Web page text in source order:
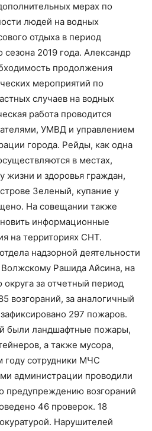
мерах по
людей на водных
отдыха в период
сезона 2019 года. Александр
продолжения
мероприятий по
случаев на водных
работа проводится
УМВД и управлением
города. Рейды, как одна
в местах,
жизни и здоровья граждан,
Зеленый, купание у
На совещании также
информационные
на территориях СНТ.
надзорной деятельности
Рашида Айсина, на
округа за отчетный период
возгораний, за аналогичный
297 пожаров.
были ландшафтные пожары,
а также мусора,
году сотрудники МЧС
администрации проводили
предупреждению возгораний
46 проверок. 18
Нарушителей